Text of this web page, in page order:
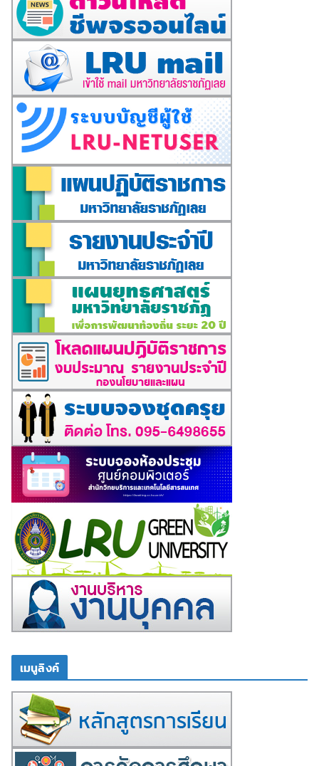
เมนูลิงค์